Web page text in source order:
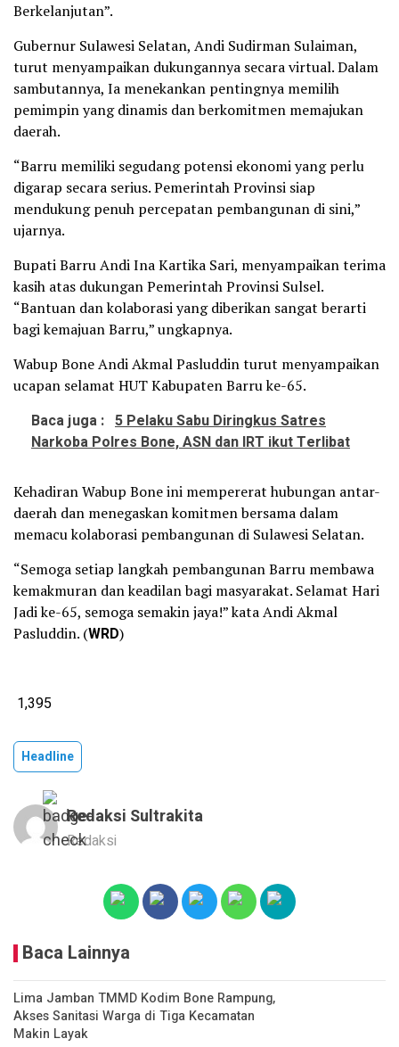
Berkelanjutan”.
Gubernur Sulawesi Selatan, Andi Sudirman Sulaiman,
turut menyampaikan dukungannya secara virtual. Dalam
sambutannya, Ia menekankan pentingnya memilih
pemimpin yang dinamis dan berkomitmen memajukan
daerah.
“Barru memiliki segudang potensi ekonomi yang perlu
digarap secara serius. Pemerintah Provinsi siap
mendukung penuh percepatan pembangunan di sini,”
ujarnya.
Bupati Barru Andi Ina Kartika Sari, menyampaikan terima
kasih atas dukungan Pemerintah Provinsi Sulsel.
“Bantuan dan kolaborasi yang diberikan sangat berarti
bagi kemajuan Barru,” ungkapnya.
Wabup Bone Andi Akmal Pasluddin turut menyampaikan
ucapan selamat HUT Kabupaten Barru ke-65.
Baca juga : 5 Pelaku Sabu Diringkus Satres
Narkoba Polres Bone, ASN dan IRT ikut Terlibat
Kehadiran Wabup Bone ini mempererat hubungan antar-
daerah dan menegaskan komitmen bersama dalam
memacu kolaborasi pembangunan di Sulawesi Selatan.
“Semoga setiap langkah pembangunan Barru membawa
kemakmuran dan keadilan bagi masyarakat. Selamat Hari
Jadi ke-65, semoga semakin jaya!” kata Andi Akmal
Pasluddin. (WRD)
1,395
Headline
Redaksi Sultrakita
Redaksi
Baca Lainnya
Lima Jamban TMMD Kodim Bone Rampung,
Akses Sanitasi Warga di Tiga Kecamatan
Makin Layak